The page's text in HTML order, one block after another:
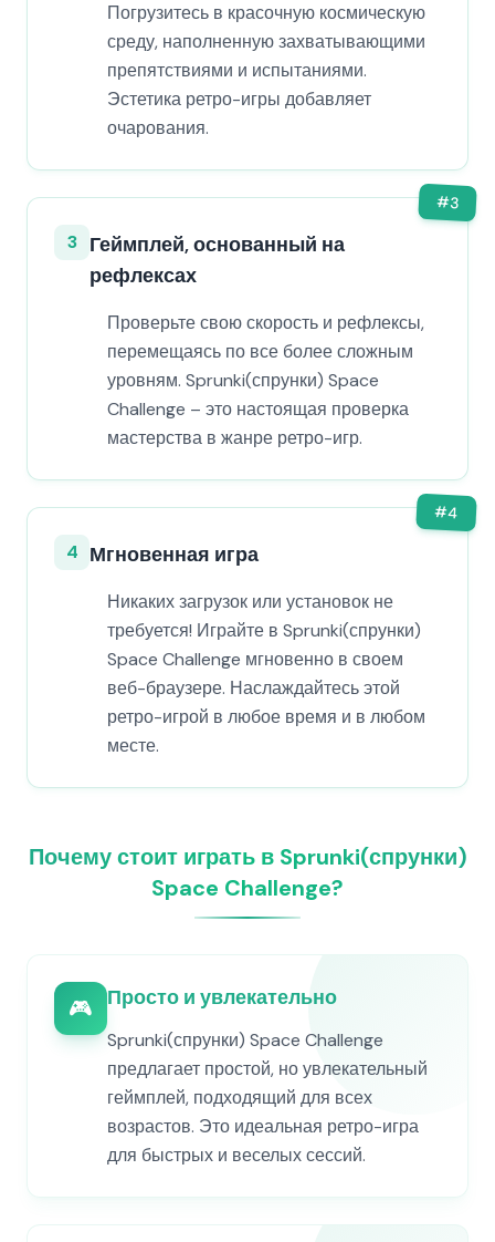
Погрузитесь в красочную космическую
среду, наполненную захватывающими
препятствиями и испытаниями.
Эстетика ретро-игры добавляет
очарования.
#3
3 Геймплей, основанный на
рефлексах
Проверьте свою скорость и рефлексы,
перемещаясь по все более сложным
уровням. Sprunki(спрунки) Space
Challenge – это настоящая проверка
мастерства в жанре ретро-игр.
#4
4 Мгновенная игра
Никаких загрузок или установок не
требуется! Играйте в Sprunki(спрунки)
Space Challenge мгновенно в своем
веб-браузере. Наслаждайтесь этой
ретро-игрой в любое время и в любом
месте.
Почему стоит играть в Sprunki(спрунки)
Space Challenge?
🎮 Просто и увлекательно
Sprunki(спрунки) Space Challenge
предлагает простой, но увлекательный
геймплей, подходящий для всех
возрастов. Это идеальная ретро-игра
для быстрых и веселых сессий.